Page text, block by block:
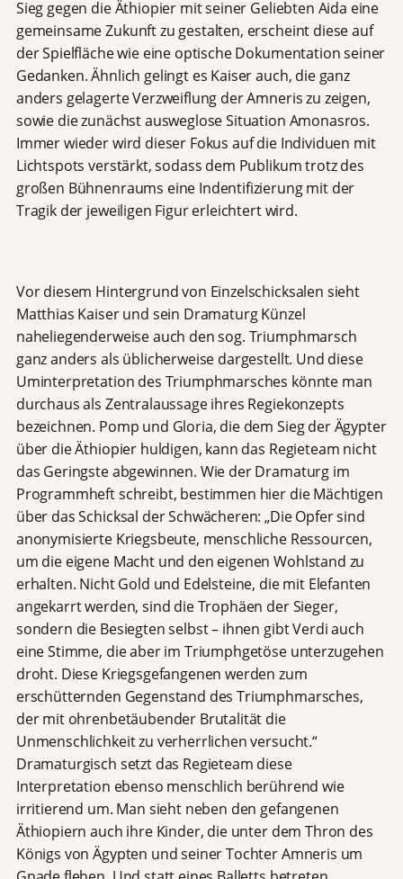
Sieg gegen die Äthiopier mit seiner Geliebten Aida eine
gemeinsame Zukunft zu gestalten, erscheint diese auf
der Spielfläche wie eine optische Dokumentation seiner
Gedanken. Ähnlich gelingt es Kaiser auch, die ganz
anders gelagerte Verzweiflung der Amneris zu zeigen,
sowie die zunächst ausweglose Situation Amonasros.
Immer wieder wird dieser Fokus auf die Individuen mit
Lichtspots verstärkt, sodass dem Publikum trotz des
großen Bühnenraums eine Indentifizierung mit der
Tragik der jeweiligen Figur erleichtert wird.
Vor diesem Hintergrund von Einzelschicksalen sieht
Matthias Kaiser und sein Dramaturg Künzel
naheliegenderweise auch den sog. Triumphmarsch
ganz anders als üblicherweise dargestellt. Und diese
Uminterpretation des Triumphmarsches könnte man
durchaus als Zentralaussage ihres Regiekonzepts
bezeichnen. Pomp und Gloria, die dem Sieg der Ägypter
über die Äthiopier huldigen, kann das Regieteam nicht
das Geringste abgewinnen. Wie der Dramaturg im
Programmheft schreibt, bestimmen hier die Mächtigen
über das Schicksal der Schwächeren: „Die Opfer sind
anonymisierte Kriegsbeute, menschliche Ressourcen,
um die eigene Macht und den eigenen Wohlstand zu
erhalten. Nicht Gold und Edelsteine, die mit Elefanten
angekarrt werden, sind die Trophäen der Sieger,
sondern die Besiegten selbst – ihnen gibt Verdi auch
eine Stimme, die aber im Triumphgetöse unterzugehen
droht. Diese Kriegsgefangenen werden zum
erschütternden Gegenstand des Triumphmarsches,
der mit ohrenbetäubender Brutalität die
Unmenschlichkeit zu verherrlichen versucht.“
Dramaturgisch setzt das Regieteam diese
Interpretation ebenso menschlich berührend wie
irritierend um. Man sieht neben den gefangenen
Äthiopiern auch ihre Kinder, die unter dem Thron des
Königs von Ägypten und seiner Tochter Amneris um